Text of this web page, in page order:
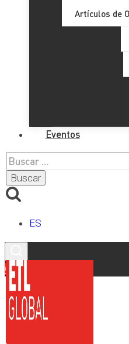
Artículos de
Eventos
Buscar:
ES
Contacto